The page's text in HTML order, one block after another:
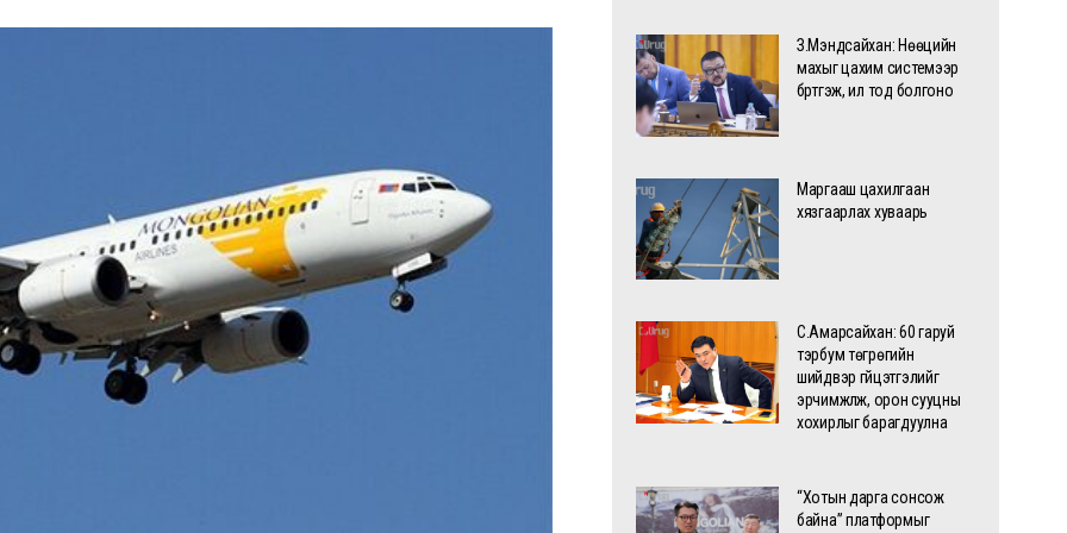
З.Мэндсайхан: Нөөцийн
махыг цахим системээр
бүртгэж, ил тод болгоно
Маргааш цахилгаан
хязгаарлах хуваарь
С.Амарсайхан: 60 гаруй
тэрбум төгрөгийн
шийдвэр гүйцэтгэлийг
эрчимжүүлж, орон сууцны
хохирлыг барагдуулна
“Хотын дарга сонсож
байна” платформыг